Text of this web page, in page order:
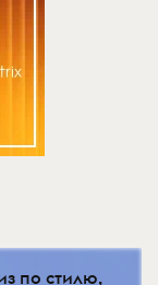
по стилю,